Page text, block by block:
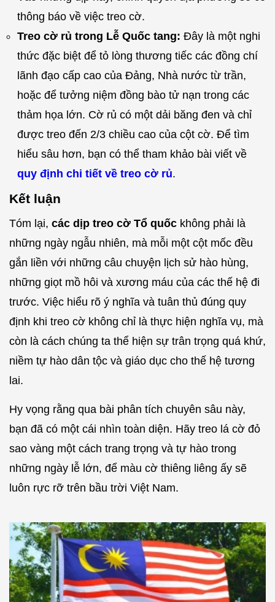
thông báo về việc treo cờ.
Treo cờ rủ trong Lễ Quốc tang: Đây là một nghi
thức đặc biệt để tỏ lòng thương tiếc các đồng chí
lãnh đạo cấp cao của Đảng, Nhà nước từ trần,
hoặc để tưởng niệm đồng bào tử nạn trong các
thảm họa lớn. Cờ rủ có một dải băng đen và chỉ
được treo đến 2/3 chiều cao của cột cờ. Để tìm
hiểu sâu hơn, bạn có thể tham khảo bài viết về
quy định chi tiết về treo cờ rủ.
Kết luận
Tóm lại, các dịp treo cờ Tổ quốc không phải là
những ngày ngẫu nhiên, mà mỗi một cột mốc đều
gắn liền với những câu chuyện lịch sử hào hùng,
những giọt mồ hôi và xương máu của các thế hệ đi
trước. Việc hiểu rõ ý nghĩa và tuân thủ đúng quy
định khi treo cờ không chỉ là thực hiện nghĩa vụ, mà
còn là cách chúng ta thể hiện sự trân trọng quá khứ,
niềm tự hào dân tộc và giáo dục cho thế hệ tương
lai.
Hy vọng rằng qua bài phân tích chuyên sâu này,
bạn đã có một cái nhìn toàn diện. Hãy treo lá cờ đỏ
sao vàng một cách trang trọng và tự hào trong
những ngày lễ lớn, để màu cờ thiêng liêng ấy sẽ
luôn rực rỡ trên bầu trời Việt Nam.